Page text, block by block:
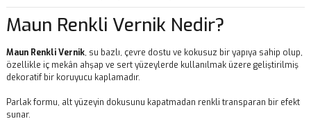
Maun Renkli Vernik Nedir?
Maun Renkli Vernik, su bazlı, çevre dostu ve kokusuz bir yapıya sahip olup,
özellikle iç mekân ahşap ve sert yüzeylerde kullanılmak üzere geliştirilmiş
dekoratif bir koruyucu kaplamadır.
Parlak formu, alt yüzeyin dokusunu kapatmadan renkli transparan bir efekt
sunar.